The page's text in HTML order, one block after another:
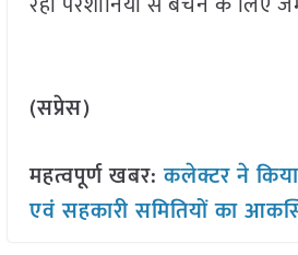
(सप्रेस)
महत्वपूर्ण खबर:कलेक्टर ने
एवं सहकारी समितियों का